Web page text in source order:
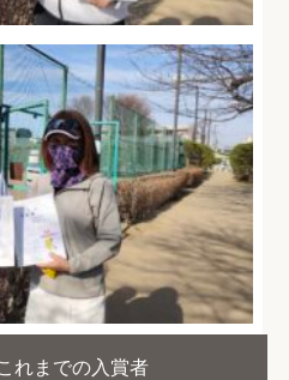
れまでの入賞者